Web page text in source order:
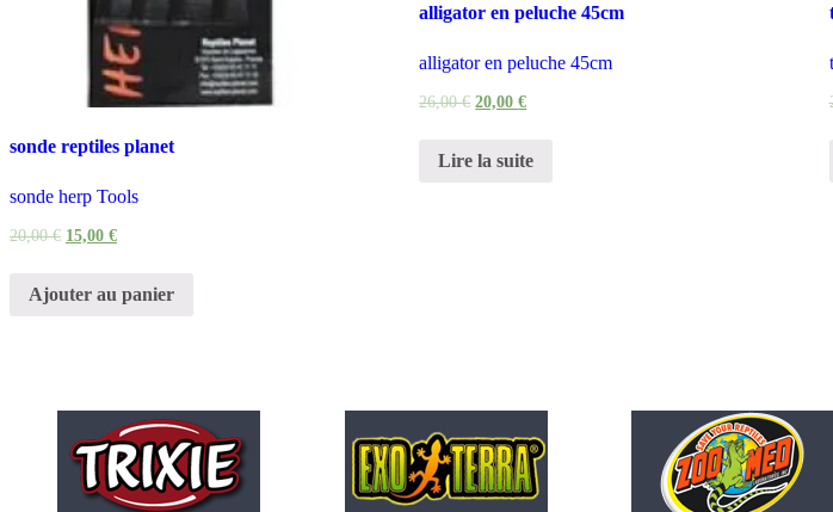
sonde reptiles planet
sonde herp Tools
20,00€ 15,00 €
Ajouter au panier
alligator en peluche 45cm
alligator en peluche 45cm
26,00€ 20,00€
Lire la suite